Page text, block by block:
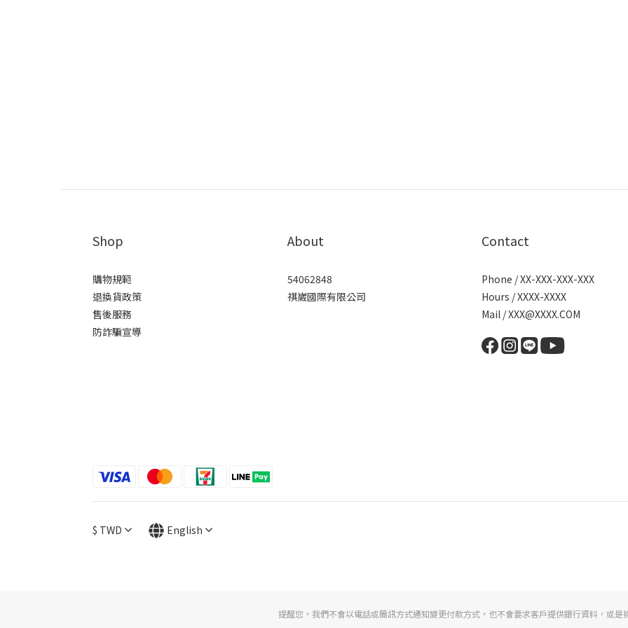
Shop
購物規範
退換貨政策
售後服務
防詐騙宣導
About
54062848
祺崴國際有限公司
Contact
Phone / XX-XXX-XXX-XXX
Hours / XXXX-XXXX
Mail / XXX@XXXX.COM
$ TWD English
提醒您，我們不會以電話或簡訊方式通知變更付款方式，也不會要求客戶提供銀行資料，或是